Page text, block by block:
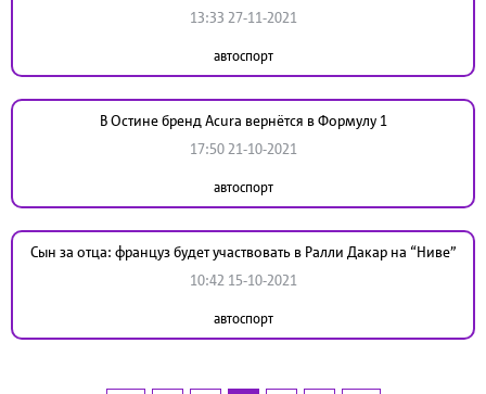
13:33 27-11-2021
автоспорт
В Остине бренд Acura вернётся в Формулу 1
17:50 21-10-2021
автоспорт
Сын за отца: француз будет участвовать в Ралли Дакар на “Ниве”
10:42 15-10-2021
автоспорт